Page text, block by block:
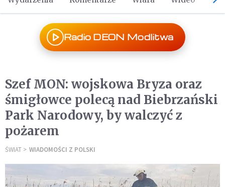
Radio DEON Modlitwa
Szef MON: wojskowa Bryza oraz
śmigłowce polecą nad Biebrzański
Park Narodowy, by walczyć z
pożarem
ŚWIAT WIADOMOŚCI Z POLSKI